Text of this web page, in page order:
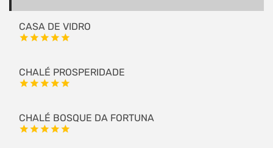
CASA DE VIDRO
starstarstarstarstar
CHALÉ PROSPERIDADE
starstarstarstarstar
CHALÉ BOSQUE DA FORTUNA
starstarstarstarstar